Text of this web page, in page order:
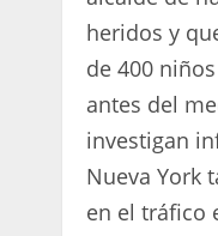
heridos y
de 400
antes del
investigan
Nueva York
en el tráfico